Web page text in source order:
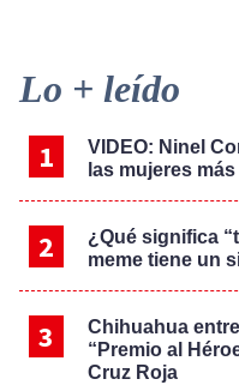
Primary
Sidebar
Lo + leído
VIDEO: Ninel
las mujeres
¿Qué significa
meme tiene un
Chihuahua
“Premio al
Cruz Roja